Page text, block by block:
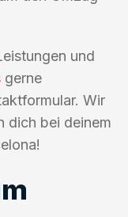
und
gerne
Wir
dich bei deinem